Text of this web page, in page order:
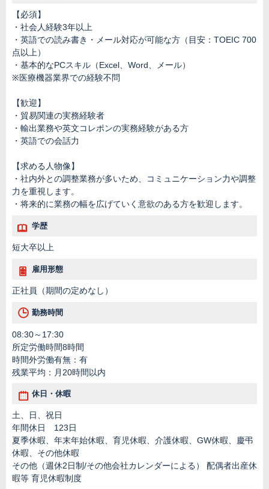
【必須】
・社会人経験3年以上
・英語での読み書き・メール対応が可能な方（目安：TOEIC 700
点以上）
・基本的なPCスキル（Excel、Word、メール）
※医療機器業界での経験不問
【歓迎】
・貿易関連の実務経験者
・輸出業務や英文コレポンの実務経験がある方
・英語での会話力
【求める人物像】
・社内外との調整業務が多いため、コミュニケーション力や調整
力を重視します。
・将来的に業務の幅を広げていく意欲のある方を歓迎します。
学歴
短大卒以上
雇用形態
正社員（期間の定めなし）
勤務時間
08:30～17:30
所定労働時間8時間
時間外労働有無：有
残業平均：月20時間以内
休日・休暇
土、日、祝日
年間休日 123日
夏季休暇、年末年始休暇、育児休暇、介護休暇、GW休暇、慶弔
休暇、その他休暇
その他（週休2日制/その他会社カレンダーによる） 配偶者出産休
暇等 育児休暇制度